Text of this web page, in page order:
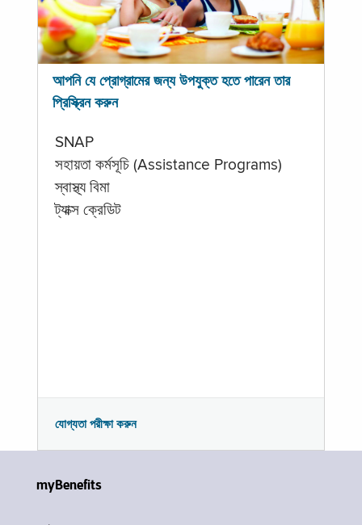
আপনি যে প্রোগ্রামের জন্য উপযুক্ত হতে পারেন তার
প্রিস্ক্রিন করুন
SNAP
সহায়তা কর্মসূচি (Assistance Programs)
স্বাস্থ্য বিমা
ট্যাক্স ক্রেডিট
যোগ্যতা পরীক্ষা করুন
myBenefits